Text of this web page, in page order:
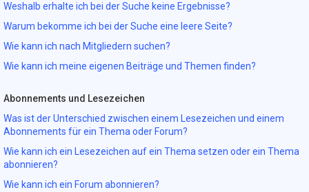
Weshalb erhalte ich bei der Suche keine Ergebnisse?
Warum bekomme ich bei der Suche eine leere Seite?
Wie kann ich nach Mitgliedern suchen?
Wie kann ich meine eigenen Beiträge und Themen finden?
Abonnements und Lesezeichen
Was ist der Unterschied zwischen einem Lesezeichen und einem
Abonnements für ein Thema oder Forum?
Wie kann ich ein Lesezeichen auf ein Thema setzen oder ein Thema
abonnieren?
Wie kann ich ein Forum abonnieren?